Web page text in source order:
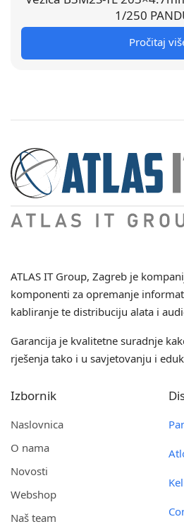
1/250
Pročitaj
ATLAS IT Group, Zagreb je
komponenti za opremanje
kabliranje te distribuciju alata i
Garancija je kvalitetne suradnje
rješenja tako i u savjetovanju i
Izbornik
Naslovnica
O nama
Novosti
Webshop
Naš team